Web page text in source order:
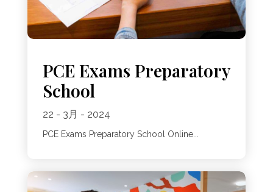
PCE Exams Preparatory
School
22 - 3月 - 2024
PCE Exams Preparatory School Online...